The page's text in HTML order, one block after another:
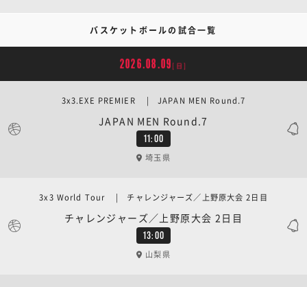
バスケットボールの試合一覧
2026.08.09 [日]
11:00
JAPAN MEN Round.7
3x3.EXE PREMIER | JAPAN MEN Round.7
埼玉県
13:00
チャレンジャーズ／上野原大会 2日目
3x3 World Tour | チャレンジャーズ／上野原大会 2日目
山梨県